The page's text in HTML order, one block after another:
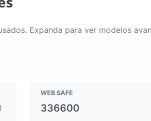
Expanda para ver modelos
WEB SAFE
336600